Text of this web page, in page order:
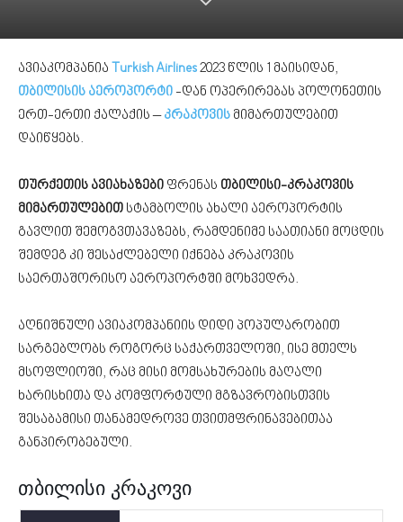
ავიაკომპანია Turkish Airlines2023 წლის 1 მაისიდან,
თბილისის აეროპორტი -დან ოპერირებას პოლონეთის
ერთ-ერთი ქალაქის –კრაკოვის მიმართულებით
დაიწყებს.
თურქეთის ავიახაზები ფრენას თბილისი-კრაკოვის
მიმართულებით სტამბოლის ახალი აეროპორტის
გავლით შემოგვთავაზებს, რამდენიმე საათიანი მოცდის
შემდეგ კი შესაძლებელი იქნება კრაკოვის
საერთაშორისო აეროპორტში მოხვედრა.
აღნიშნული ავიაკომპანიის დიდი პოპულარობით
სარგებლობს როგორც საქართველოში, ისე მთელს
მსოფლიოში, რაც მისი მომსახურების მაღალი
ხარისხითა და კომფორტული მგზავრობისთვის
შესაბამისი თანამედროვე თვითმფრინავებითაა
განპირობებული.
თბილისი კრაკოვი